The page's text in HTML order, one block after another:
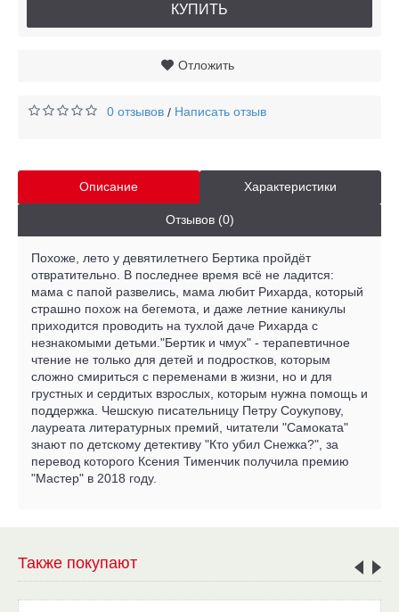
КУПИТЬ
Отложить
0 отзывов / Написать отзыв
Описание Характеристики
Отзывов (0)
Похоже, лето у девятилетнего Бертика пройдёт
отвратительно. В последнее время всё не ладится:
мама с папой развелись, мама любит Рихарда, который
страшно похож на бегемота, и даже летние каникулы
приходится проводить на тухлой даче Рихарда с
незнакомыми детьми."Бертик и чмух" - терапевтичное
чтение не только для детей и подростков, которым
сложно смириться с переменами в жизни, но и для
грустных и сердитых взрослых, которым нужна помощь и
поддержка. Чешскую писательницу Петру Соукупову,
лауреата литературных премий, читатели "Самоката"
знают по детскому детективу "Кто убил Снежка?", за
перевод которого Ксения Тименчик получила премию
"Мастер" в 2018 году.
Также покупают